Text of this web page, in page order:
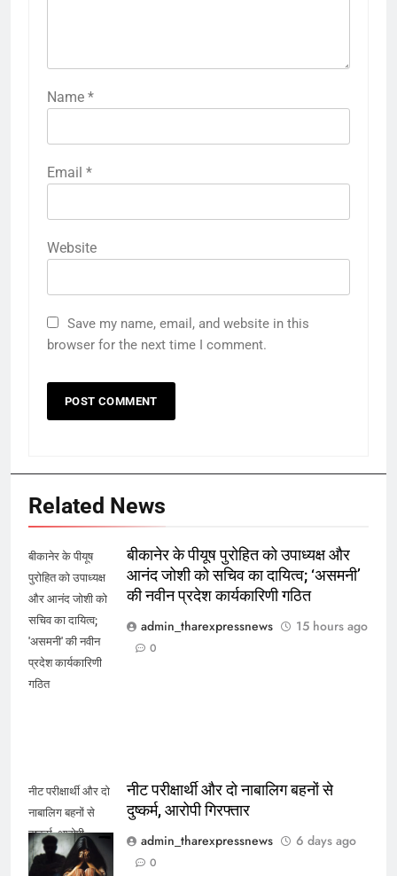
Name *
Email *
Website
Save my name, email, and website in this
browser for the next time I comment.
Related News
बीकानेर के पीयूष
पुरोहित को उपाध्यक्ष
और आनंद जोशी को
सचिव का दायित्व;
'असमनी' की नवीन
प्रदेश कार्यकारिणी
गठित
बीकानेर के पीयूष पुरोहित को उपाध्यक्ष और
आनंद जोशी को सचिव का दायित्व; ‘असमनी’
की नवीन प्रदेश कार्यकारिणी गठित
admin_tharexpressnews
15 hours ago
0
नीट परीक्षार्थी और दो
नाबालिग बहनों से
दुष्कर्म, आरोपी
गिरफ्तार
नीट परीक्षार्थी और दो नाबालिग बहनों से
दुष्कर्म, आरोपी गिरफ्तार
admin_tharexpressnews
6 days ago
0